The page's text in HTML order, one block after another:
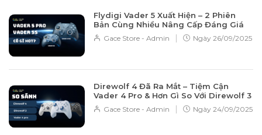
Flydigi Vader 5 Xuất Hiện – 2 Phiên
Bản Cùng Nhiều Nâng Cấp Đáng Giá
Gace Store - Admin Ngày 26/09/2025
Direwolf 4 Đã Ra Mắt – Tiệm Cận
Vader 4 Pro & Hơn Gì So Với Direwolf 3
Gace Store - Admin | Ngày 24/09/2025